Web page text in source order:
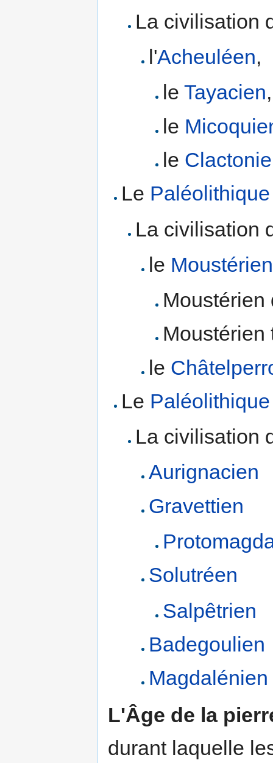
La civilisation
l'Acheuléen,
le Tayacien,
le
le
Le
La civilisation
le Moustérien
Moustérien
Moustérien
le
Le
La civilisation
Aurignacien
Gravettien
Solutréen
Salpêtrien
Badegoulien
Magdalénien
L'Âge de la
durant laquelle